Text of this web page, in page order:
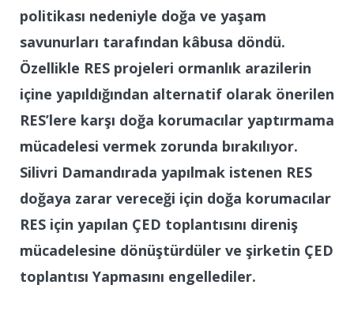
politikası nedeniyle doğa ve yaşam
savunurları tarafından kâbusa döndü.
Özellikle RES projeleri ormanlık arazilerin
içine yapıldığından alternatif olarak önerilen
RES’lere karşı doğa korumacılar yaptırmama
mücadelesi vermek zorunda bırakılıyor.
Silivri Damandırada yapılmak istenen RES
doğaya zarar vereceği için doğa korumacılar
RES için yapılan ÇED toplantısını direniş
mücadelesine dönüştürdüler ve şirketin ÇED
toplantısı Yapmasını engellediler.